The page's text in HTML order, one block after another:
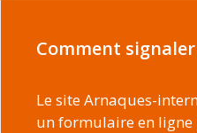
Comment
Le site Arnaques-
un formulaire en